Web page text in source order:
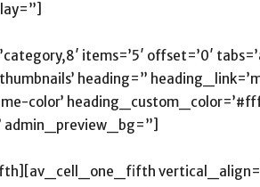
items=’5′ offset=’0′
heading=”
color’
admin_preview_bg=”]